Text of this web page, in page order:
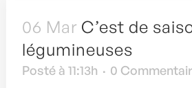
06 Mar C’est de
légumineuses
Posté à 11:13h 0